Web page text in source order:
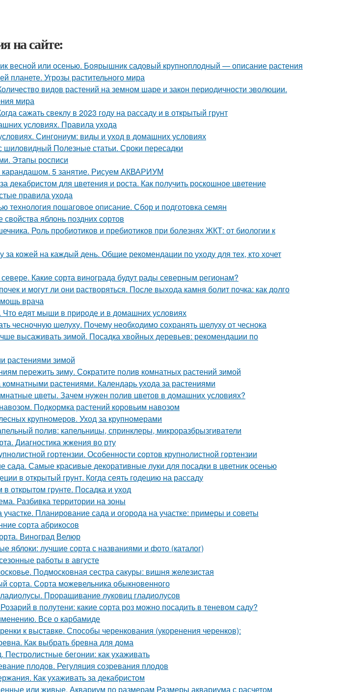
на сайте:
весной или осенью. Боярышник садовый крупноплодный — описание растения
планете. Угрозы растительного мира
видов растений на земном шаре и закон периодичности эволюции.
мира
сажать свеклу в 2023 году на рассаду и в открытый грунт
условиях. Правила ухода
Сингониум: виды и уход в домашних условиях
Полезные статьи. Сроки пересадки
Этапы росписи
карандашом. 5 занятие. Рисуем АКВАРИУМ
декабристом для цветения и роста. Как получить роскошное цветение
правила ухода
технология пошаговое описание. Сбор и подготовка семян
яблонь поздних сортов
Роль пробиотиков и пребиотиков при болезнях ЖКТ: от биологии к
за кожей на каждый день. Общие рекомендации по уходу для тех, кто хочет
Какие сорта винограда будут рады северным регионам?
и могут ли они растворяться. После выхода камня болит почка: как долго
врача
едят мыши в природе и в домашних условиях
чесночную шелуху. Почему необходимо сохранять шелуху от чеснока
высаживать зимой. Посадка хвойных деревьев: рекомендации по
растениями зимой
пережить зиму. Сократите полив комнатных растений зимой
растениями. Календарь ухода за растениями
цветы. Зачем нужен полив цветов в домашних условиях?
Подкормка растений коровьим навозом
крупномеров. Уход за крупномерами
полив: капельницы, спринклеры, микроразбрызгиватели
Диагностика жжения во рту
гортензии. Особенности сортов крупнолистной гортензии
сада. Самые красивые декоративные луки для посадки в цветник осенью
в открытый грунт. Когда сеять годецию на рассаду
открытом грунте. Посадка и уход
Разбивка территории на зоны
Планирование сада и огорода на участке: примеры и советы
сорта абрикосов
Виноград Велюр
яблоки: лучшие сорта с названиями и фото (каталог)
работы в августе
Подмосковная сестра сакуры: вишня железистая
сорта. Сорта можевельника обыкновенного
Проращивание луковиц гладиолусов
в полутени: какие сорта роз можно посадить в теневом саду?
Все о карбамиде
к выставке. Способы черенкования (укоренения черенков):
Как выбрать бревна для дома
Пестролистные бегонии: как ухаживать
плодов. Регуляция созревания плодов
Как ухаживать за декабристом
или живые. Аквариум по размерам Размеры аквариума с расчетом